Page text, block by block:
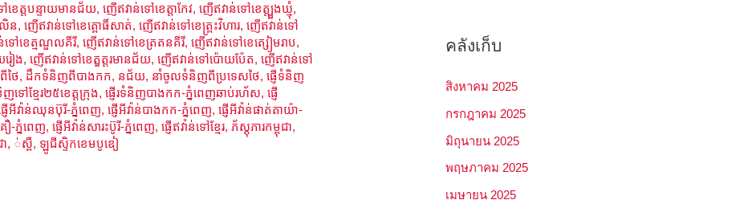
ខេត្តបន្ទាយមានជ័យ,ញើឥវាន់ទៅខេត្តាកែវ,ញើឥវាន់ទៅខេត្ត្បូងឃ្មុំ,
លិន,ញើឥវាន់ទៅខេត្ពោធិ៍សាត់,ញើឥវាន់ទៅខេត្ព្រះវិហារ,ញើឥវាន់ទៅ
ទៅខេត្មណ្ឌលគីរី,ញើឥវាន់ទៅខេត្រតនគីរី,ញើឥវាន់ទៅខេត្សៀមរាប,
រៀង,ញើឥវាន់ទៅខេត្ឧត្តរមានជ័យ,ញើឥវាន់ទៅប៉ោយប៉ែត,ញើឥវាន់ទៅ
ថៃ, ដឹកទំនិញពីបាងកក, នជ័យ, នាំចូលទំនិញពីប្រទេសថៃ,ផ្ញើទំនិញ
ញទៅខ្មែរ២៥ខេត្តក្រុង,ផ្ញើរទំនិញបាងកក-ភ្នំពេញឆាប់រហ័ស,ផ្ញើ
ញើអីវ៉ាន់ឈុនប៊ុរី-ភ្នំពេញ,ផ្ញើអីវ៉ាន់បាងកក-ភ្នំពេញ,ផ្ញើអីវ៉ាន់ផាត់តាយ៉ា-
ឿ-ភ្នំពេញ,ផ្ញើអីវ៉ាន់សារះប៊ូរី-ភ្នំពេញ,ផ្ញើឥវ៉ាន់ទៅខ្មែរ,ភ័ស្តុភារកម្ពុជា,
,់ស្ពឺ, ឡូជីស្ទិកខេមបូឌៀ
คลังเก็บ
สิงหาคม 2025
กรกฎาคม 2025
มิถุนายน 2025
พฤษภาคม 2025
เมษายน 2025